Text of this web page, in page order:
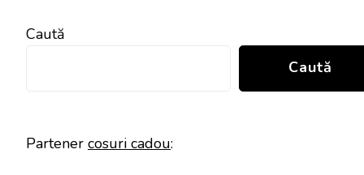
Caută
Caută
Partener cosuri cadou: